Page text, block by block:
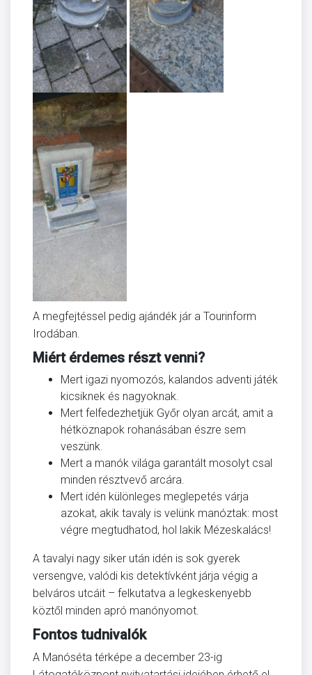
A megfejtéssel pedig ajándék jár a Tourinform
Irodában.
Miért érdemes részt venni?
Mert igazi nyomozós, kalandos adventi játék
kicsiknek és nagyoknak.
Mert felfedezhetjük Győr olyan arcát, amit a
hétköznapok rohanásában észre sem
veszünk.
Mert a manók világa garantált mosolyt csal
minden résztvevő arcára.
Mert idén különleges meglepetés várja
azokat, akik tavaly is velünk manóztak: most
végre megtudhatod, hol lakik Mézeskalács!
A tavalyi nagy siker után idén is sok gyerek
versengve, valódi kis detektívként járja végig a
belváros utcáit – felkutatva a legkeskenyebb
köztől minden apró manónyomot.
Fontos tudnivalók
A Manóséta térképe a december 23-ig